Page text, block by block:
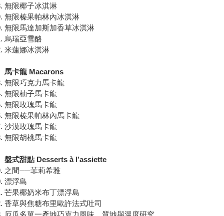
無限椰子冰淇淋
無限榛果帕林內冰淇淋
無限馬達加斯加香草冰淇淋
烏瑞亞雪酪
米蓮娜冰淇淋
馬卡龍 Macarons
無限巧克力馬卡龍
無限柚子馬卡龍
無限玫瑰馬卡龍
無限榛果帕林內馬卡龍
沙漠玫瑰馬卡龍
無限胡桃馬卡龍
盤式甜點 Desserts à l’assiette
之間──菲莉希雅
漂浮島
芒果椰奶米布丁漂浮島
香草與焦糖布里歐許法式吐司
厄瓜多單一產地巧克力風味、質地與溫度研究